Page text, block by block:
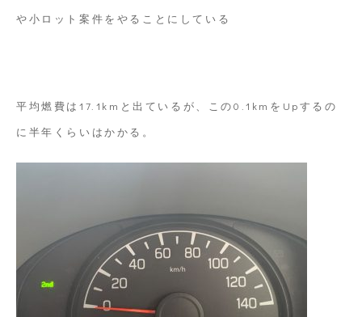
や小ロット案件をやることにしている
平均燃費は17.1kmと出ているが、この0.1kmをUpするの
に半年くらいはかかる。